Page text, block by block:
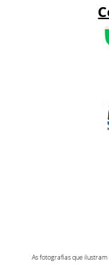
As fotografias que